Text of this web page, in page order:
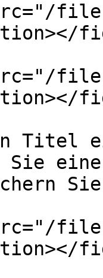
files/
files/
Titel
Sie
files/